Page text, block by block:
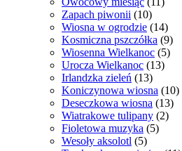
Zapach piwonii (10)
Wiosna w ogrodzie (14)
Kosmiczna pszczółka (9)
Wiosenna Wielkanoc (5)
Urocza Wielkanoc (13)
Irlandzka zieleń (13)
Koniczynowa wiosna (10)
Deseczkowa wiosna (13)
Wiatrakowe tulipany (2)
Fioletowa muzyka (5)
Wesoły aksolotl (5)